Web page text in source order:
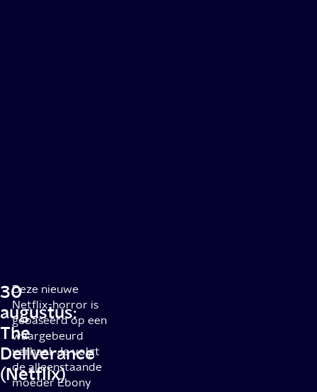
30
augustus:
The
Deliverance
(Netflix)
Deze nieuwe
Netflix-horror is
gebaseerd op een
waargebeurd
verhaal. Je volgt
de alleenstaande
moeder Ebony